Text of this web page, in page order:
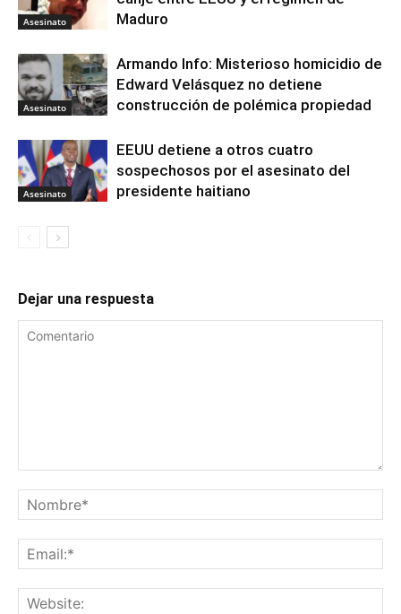
Asesinato
Maduro
Asesinato
Armando Info: Misterioso homicidio de
Edward Velásquez no detiene
construcción de polémica propiedad
Asesinato
EEUU detiene a otros cuatro
sospechosos por el asesinato del
presidente haitiano
Dejar una respuesta